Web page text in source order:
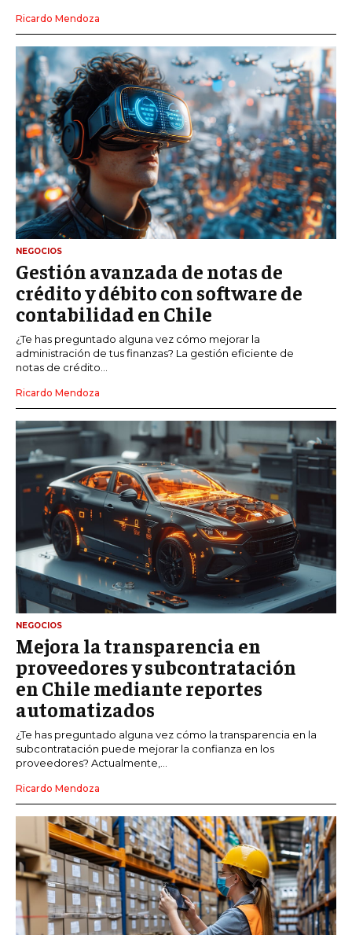
Ricardo Mendoza
NEGOCIOS
Gestión avanzada de notas de
crédito y débito con software de
contabilidad en Chile
¿Te has preguntado alguna vez cómo mejorar la
administración de tus finanzas? La gestión eficiente de
notas de crédito...
Ricardo Mendoza
NEGOCIOS
Mejora la transparencia en
proveedores y subcontratación
en Chile mediante reportes
automatizados
¿Te has preguntado alguna vez cómo la transparencia en la
subcontratación puede mejorar la confianza en los
proveedores? Actualmente,...
Ricardo Mendoza